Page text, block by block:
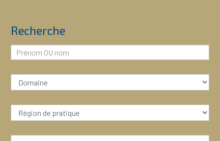
Recherche